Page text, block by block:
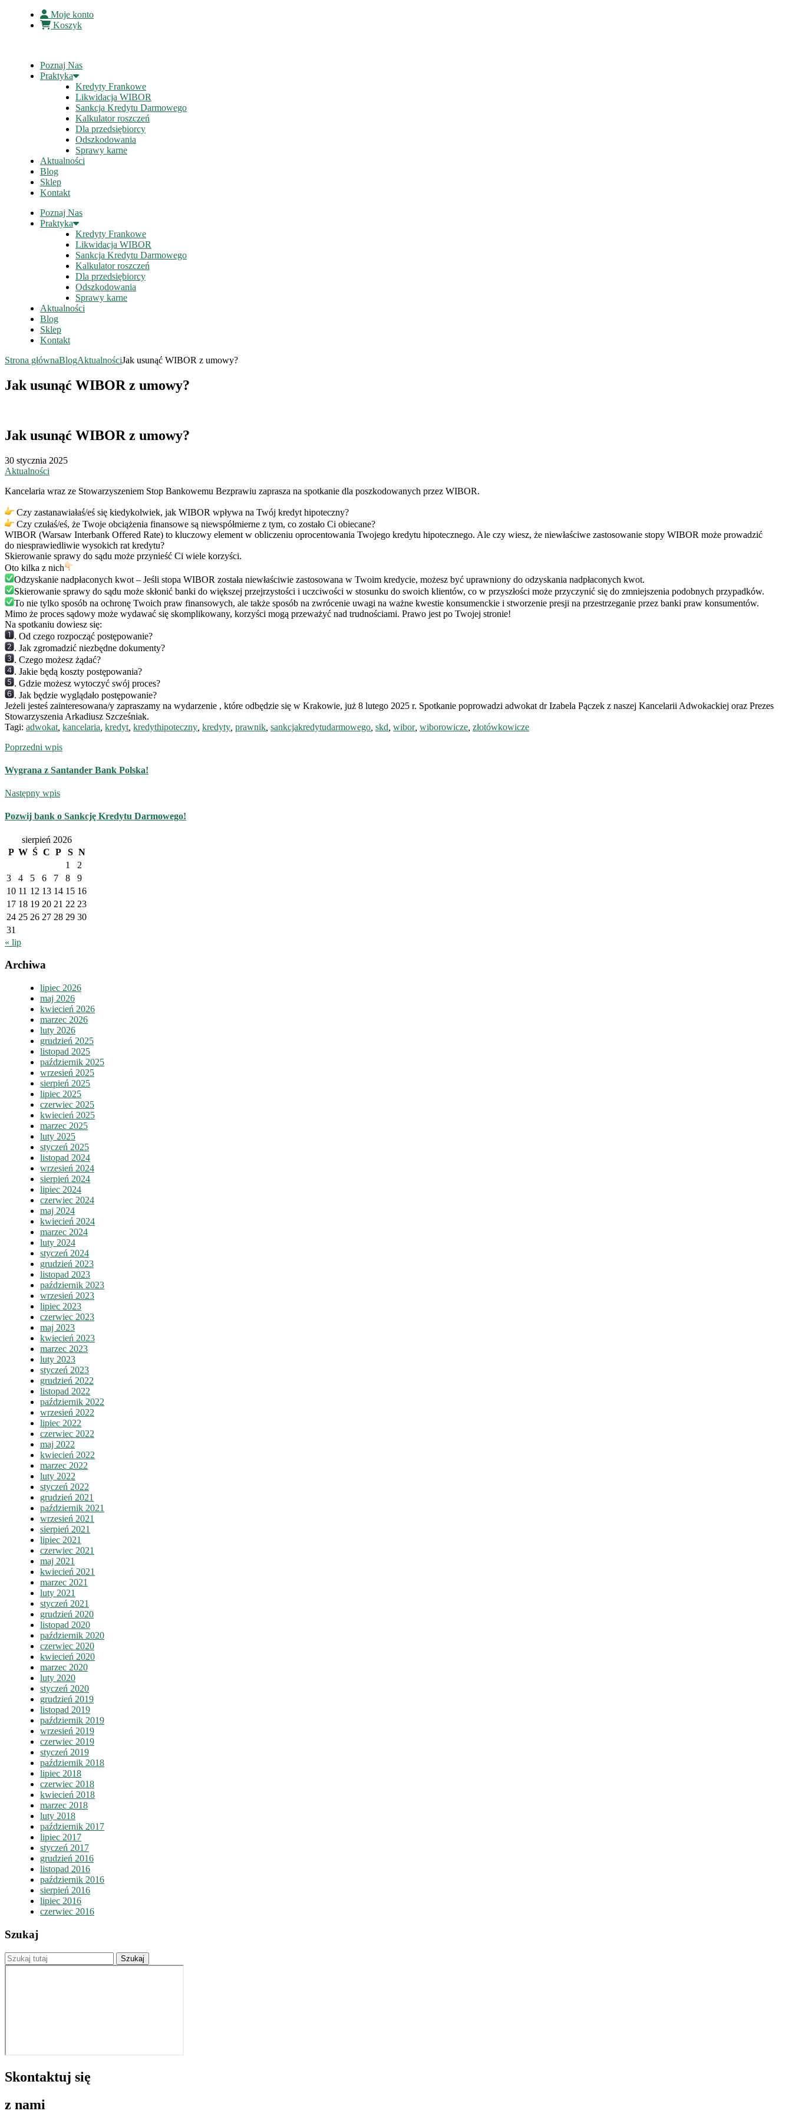
Moje konto
Koszyk
Poznaj Nas
Praktyka
Kredyty Frankowe
Likwidacja WIBOR
Sankcja Kredytu Darmowego
Kalkulator roszczeń
Dla przedsiębiorcy
Odszkodowania
Sprawy karne
Aktualności
Blog
Sklep
Kontakt
Poznaj Nas
Praktyka
Kredyty Frankowe
Likwidacja WIBOR
Sankcja Kredytu Darmowego
Kalkulator roszczeń
Dla przedsiębiorcy
Odszkodowania
Sprawy karne
Aktualności
Blog
Sklep
Kontakt
Strona głównaBlogAktualnościJak usunąć WIBOR z umowy?
Jak usunąć WIBOR z umowy?
Jak usunąć WIBOR z umowy?
30 stycznia 2025
Aktualności
Kancelaria wraz ze Stowarzyszeniem Stop Bankowemu Bezprawiu zaprasza na spotkanie dla poszkodowanych przez WIBOR.
Czy zastanawiałaś/eś się kiedykolwiek, jak WIBOR wpływa na Twój kredyt hipoteczny?
Czy czułaś/eś, że Twoje obciążenia finansowe są niewspółmierne z tym, co zostało Ci obiecane?
WIBOR (Warsaw Interbank Offered Rate) to kluczowy element w obliczeniu oprocentowania Twojego kredytu hipotecznego. Ale czy wiesz, że niewłaściwe zastosowanie stopy WIBOR może prowadzić
do niesprawiedliwie wysokich rat kredytu?
Skierowanie sprawy do sądu może przynieść Ci wiele korzyści.
Oto kilka z nich
Odzyskanie nadpłaconych kwot – Jeśli stopa WIBOR została niewłaściwie zastosowana w Twoim kredycie, możesz być uprawniony do odzyskania nadpłaconych kwot.
Skierowanie sprawy do sądu może skłonić banki do większej przejrzystości i uczciwości w stosunku do swoich klientów, co w przyszłości może przyczynić się do zmniejszenia podobnych przypadków.
To nie tylko sposób na ochronę Twoich praw finansowych, ale także sposób na zwrócenie uwagi na ważne kwestie konsumenckie i stworzenie presji na przestrzeganie przez banki praw konsumentów.
Mimo że proces sądowy może wydawać się skomplikowany, korzyści mogą przeważyć nad trudnościami. Prawo jest po Twojej stronie!
Na spotkaniu dowiesz się:
. Od czego rozpocząć postępowanie?
. Jak zgromadzić niezbędne dokumenty?
. Czego możesz żądać?
. Jakie będą koszty postępowania?
. Gdzie możesz wytoczyć swój proces?
. Jak będzie wyglądało postępowanie?
Jeżeli jesteś zainteresowana/y zapraszamy na wydarzenie , które odbędzie się w Krakowie, już 8 lutego 2025 r. Spotkanie poprowadzi adwokat dr Izabela Pączek z naszej Kancelarii Adwokackiej oraz Prezes
Stowarzyszenia Arkadiusz Szcześniak.
Tagi: adwokat kancelaria kredyt kredythipoteczny kredyty prawnik sankcjakredytudarmowego skd wibor, wiborowicze złotówkowicze
Poprzedni wpis
Wygrana z Santander Bank Polska!
Następny wpis
Pozwij bank o Sankcję Kredytu Darmowego!
sierpień 2026
P W Ś C P S N
1
2
3
4 5 6 7 8
9
10 11 12 13 14 15 16
17 18 19 20 21 22 23
24 25 26 27 28 29 30
31
« lip
Archiwa
lipiec 2026
maj 2026
kwiecień 2026
marzec 2026
luty 2026
grudzień 2025
listopad 2025
październik 2025
wrzesień 2025
sierpień 2025
lipiec 2025
czerwiec 2025
kwiecień 2025
marzec 2025
luty 2025
styczeń 2025
listopad 2024
wrzesień 2024
sierpień 2024
lipiec 2024
czerwiec 2024
maj 2024
kwiecień 2024
marzec 2024
luty 2024
styczeń 2024
grudzień 2023
listopad 2023
październik 2023
wrzesień 2023
lipiec 2023
czerwiec 2023
maj 2023
kwiecień 2023
marzec 2023
luty 2023
styczeń 2023
grudzień 2022
listopad 2022
październik 2022
wrzesień 2022
lipiec 2022
czerwiec 2022
maj 2022
kwiecień 2022
marzec 2022
luty 2022
styczeń 2022
grudzień 2021
październik 2021
wrzesień 2021
sierpień 2021
lipiec 2021
czerwiec 2021
maj 2021
kwiecień 2021
marzec 2021
luty 2021
styczeń 2021
grudzień 2020
listopad 2020
październik 2020
czerwiec 2020
kwiecień 2020
marzec 2020
luty 2020
styczeń 2020
grudzień 2019
listopad 2019
październik 2019
wrzesień 2019
czerwiec 2019
styczeń 2019
październik 2018
lipiec 2018
czerwiec 2018
kwiecień 2018
marzec 2018
luty 2018
październik 2017
lipiec 2017
styczeń 2017
grudzień 2016
listopad 2016
październik 2016
sierpień 2016
lipiec 2016
czerwiec 2016
Szukaj
Skontaktuj się
z nami